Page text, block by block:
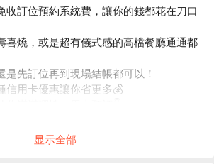
收訂位預約系統費，讓你的錢都花在刀口
喜燒，或是超有儀式感的高檔餐廳通通都
是先訂位再到現場結帳都可以！
信用卡優惠讓你省更多💰
显示全部